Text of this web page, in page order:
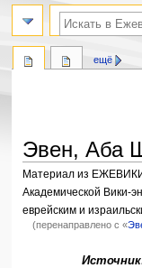
Эвен, Аба
Материал из
Академической Вики-
еврейским и
(перенаправлено с «
ещё
поиск по словам